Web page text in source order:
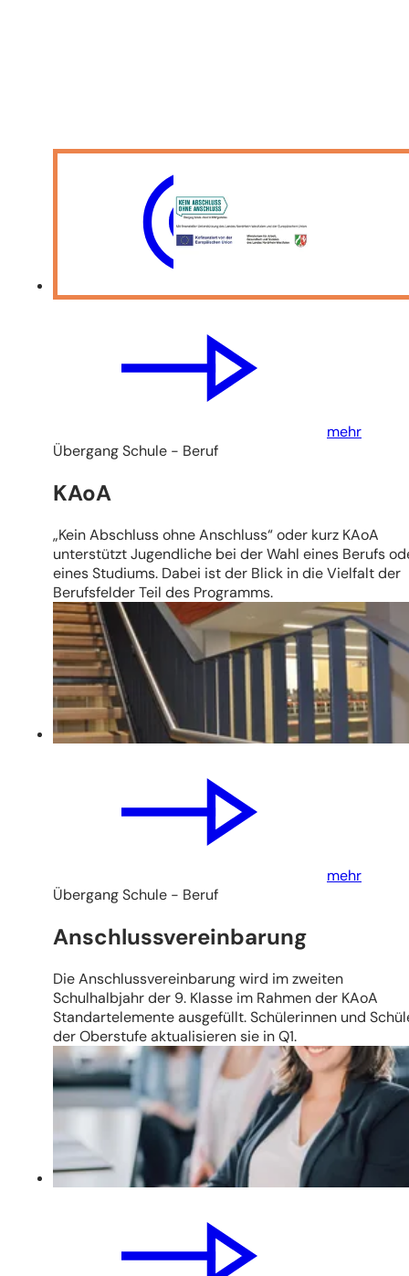
mehr
Übergang Schule - Beruf
KAoA
„Kein Abschluss ohne Anschluss“ oder kurz KAoA
unterstützt Jugendliche bei der Wahl eines Berufs
eines Studiums. Dabei ist der Blick in die Vielfalt der
Berufsfelder Teil des Programms.
mehr
Übergang Schule - Beruf
Anschlussvereinbarung
Die Anschlussvereinbarung wird im zweiten
Schulhalbjahr der 9. Klasse im Rahmen der KAoA
Standartelemente ausgefüllt. Schülerinnen und
der Oberstufe aktualisieren sie in Q1.